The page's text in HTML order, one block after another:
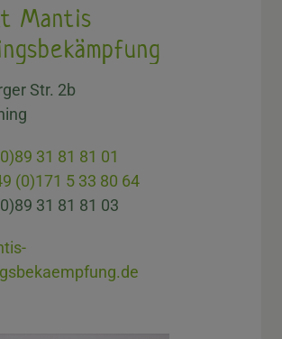
Mantis
Str. 2b
31 81 81 01
(0)171 5 33 80 64
31 81 81 03